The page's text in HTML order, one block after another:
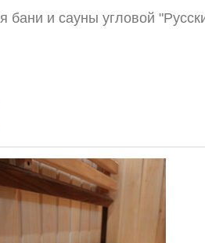
бани и сауны угловой